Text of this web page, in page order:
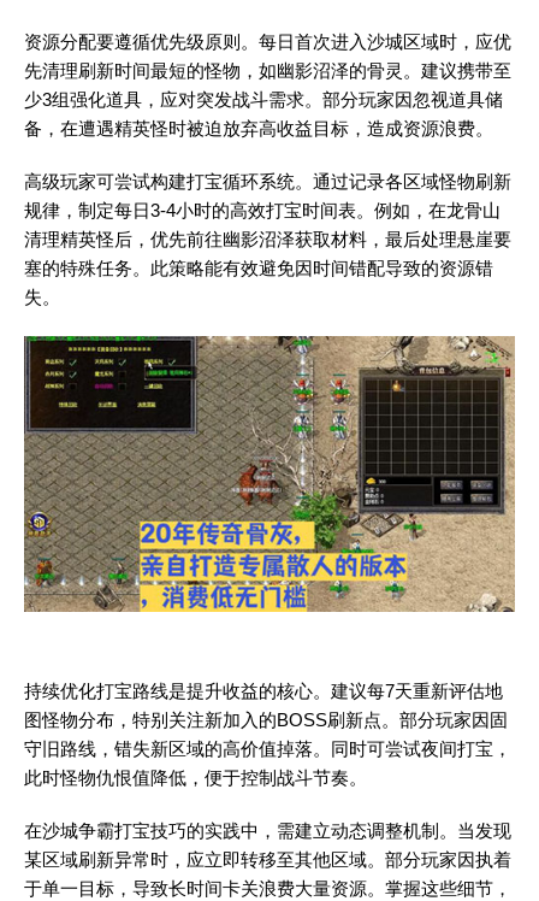
资源分配要遵循优先级原则。每日首次进入沙城区域时，应优
先清理刷新时间最短的怪物，如幽影沼泽的骨灵。建议携带至
少3组强化道具，应对突发战斗需求。部分玩家因忽视道具储
备，在遭遇精英怪时被迫放弃高收益目标，造成资源浪费。
高级玩家可尝试构建打宝循环系统。通过记录各区域怪物刷新
规律，制定每日3-4小时的高效打宝时间表。例如，在龙骨山
清理精英怪后，优先前往幽影沼泽获取材料，最后处理悬崖要
塞的特殊任务。此策略能有效避免因时间错配导致的资源错
失。
持续优化打宝路线是提升收益的核心。建议每7天重新评估地
图怪物分布，特别关注新加入的BOSS刷新点。部分玩家因固
守旧路线，错失新区域的高价值掉落。同时可尝试夜间打宝，
此时怪物仇恨值降低，便于控制战斗节奏。
在沙城争霸打宝技巧的实践中，需建立动态调整机制。当发现
某区域刷新异常时，应立即转移至其他区域。部分玩家因执着
于单一目标，导致长时间卡关浪费大量资源。掌握这些细节，